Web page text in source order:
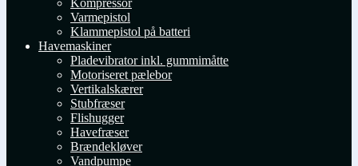
Kompressor
Varmepistol
Klammepistol på batteri
Havemaskiner
Pladevibrator inkl. gummimåtte
Motoriseret pælebor
Vertikalskærer
Stubfræser
Flishugger
Havefræser
Brændekløver
Vandpumpe